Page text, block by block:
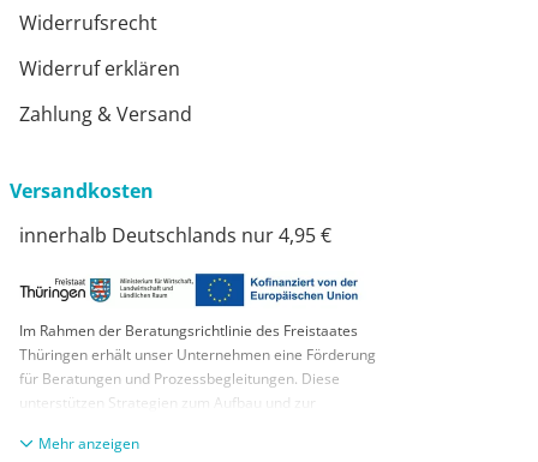
Widerrufsrecht
Widerruf erklären
Zahlung & Versand
Versandkosten
innerhalb Deutschlands nur 4,95 €
Im Rahmen der Beratungsrichtlinie des Freistaates
Thüringen erhält unser Unternehmen eine Förderung
für Beratungen und Prozessbegleitungen. Diese
unterstützen Strategien zum Aufbau und zur
KMUs. Die daraus resultierenden Ergebnisse und
anzeigen